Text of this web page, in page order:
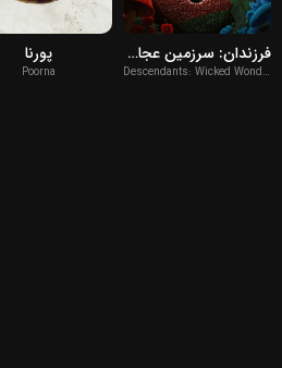
2026
فرزندان: سرزمین عجایب
Descendants: Wicked Wonderland
2026
پورنا
Poorna